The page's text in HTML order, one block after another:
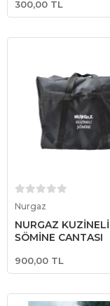
300,00 TL
Nurgaz
NURGAZ KUZİNELİ
ŞÖMİNE ÇANTASI
900,00 TL